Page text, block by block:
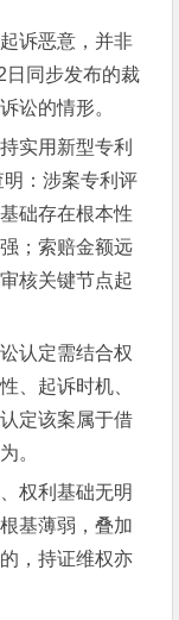
诉恶意，并非
日同步发布的裁
讼的情形。
实用新型专利
：涉案专利评
础存在根本性
；索赔金额远
核关键节点起
认定需结合权
、起诉时机、
定该案属于借
。
权利基础无明
基薄弱，叠加
，持证维权亦